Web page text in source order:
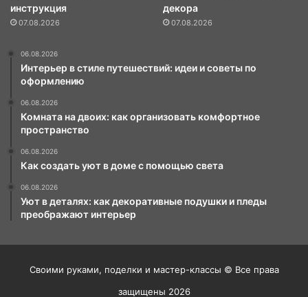
инструкция
07.08.2026
декора
07.08.2026
06.08.2026
Интерьер в стиле путешествий: идеи и советы по
оформлению
06.08.2026
Комната на двоих: как организовать комфортное
пространство
06.08.2026
Как создать уют в доме с помощью света
06.08.2026
Уют в деталях: как декоративные подушки и пледы
преображают интерьер
Своими руками, поделки и мастер-классы © Все права
защищены 2026